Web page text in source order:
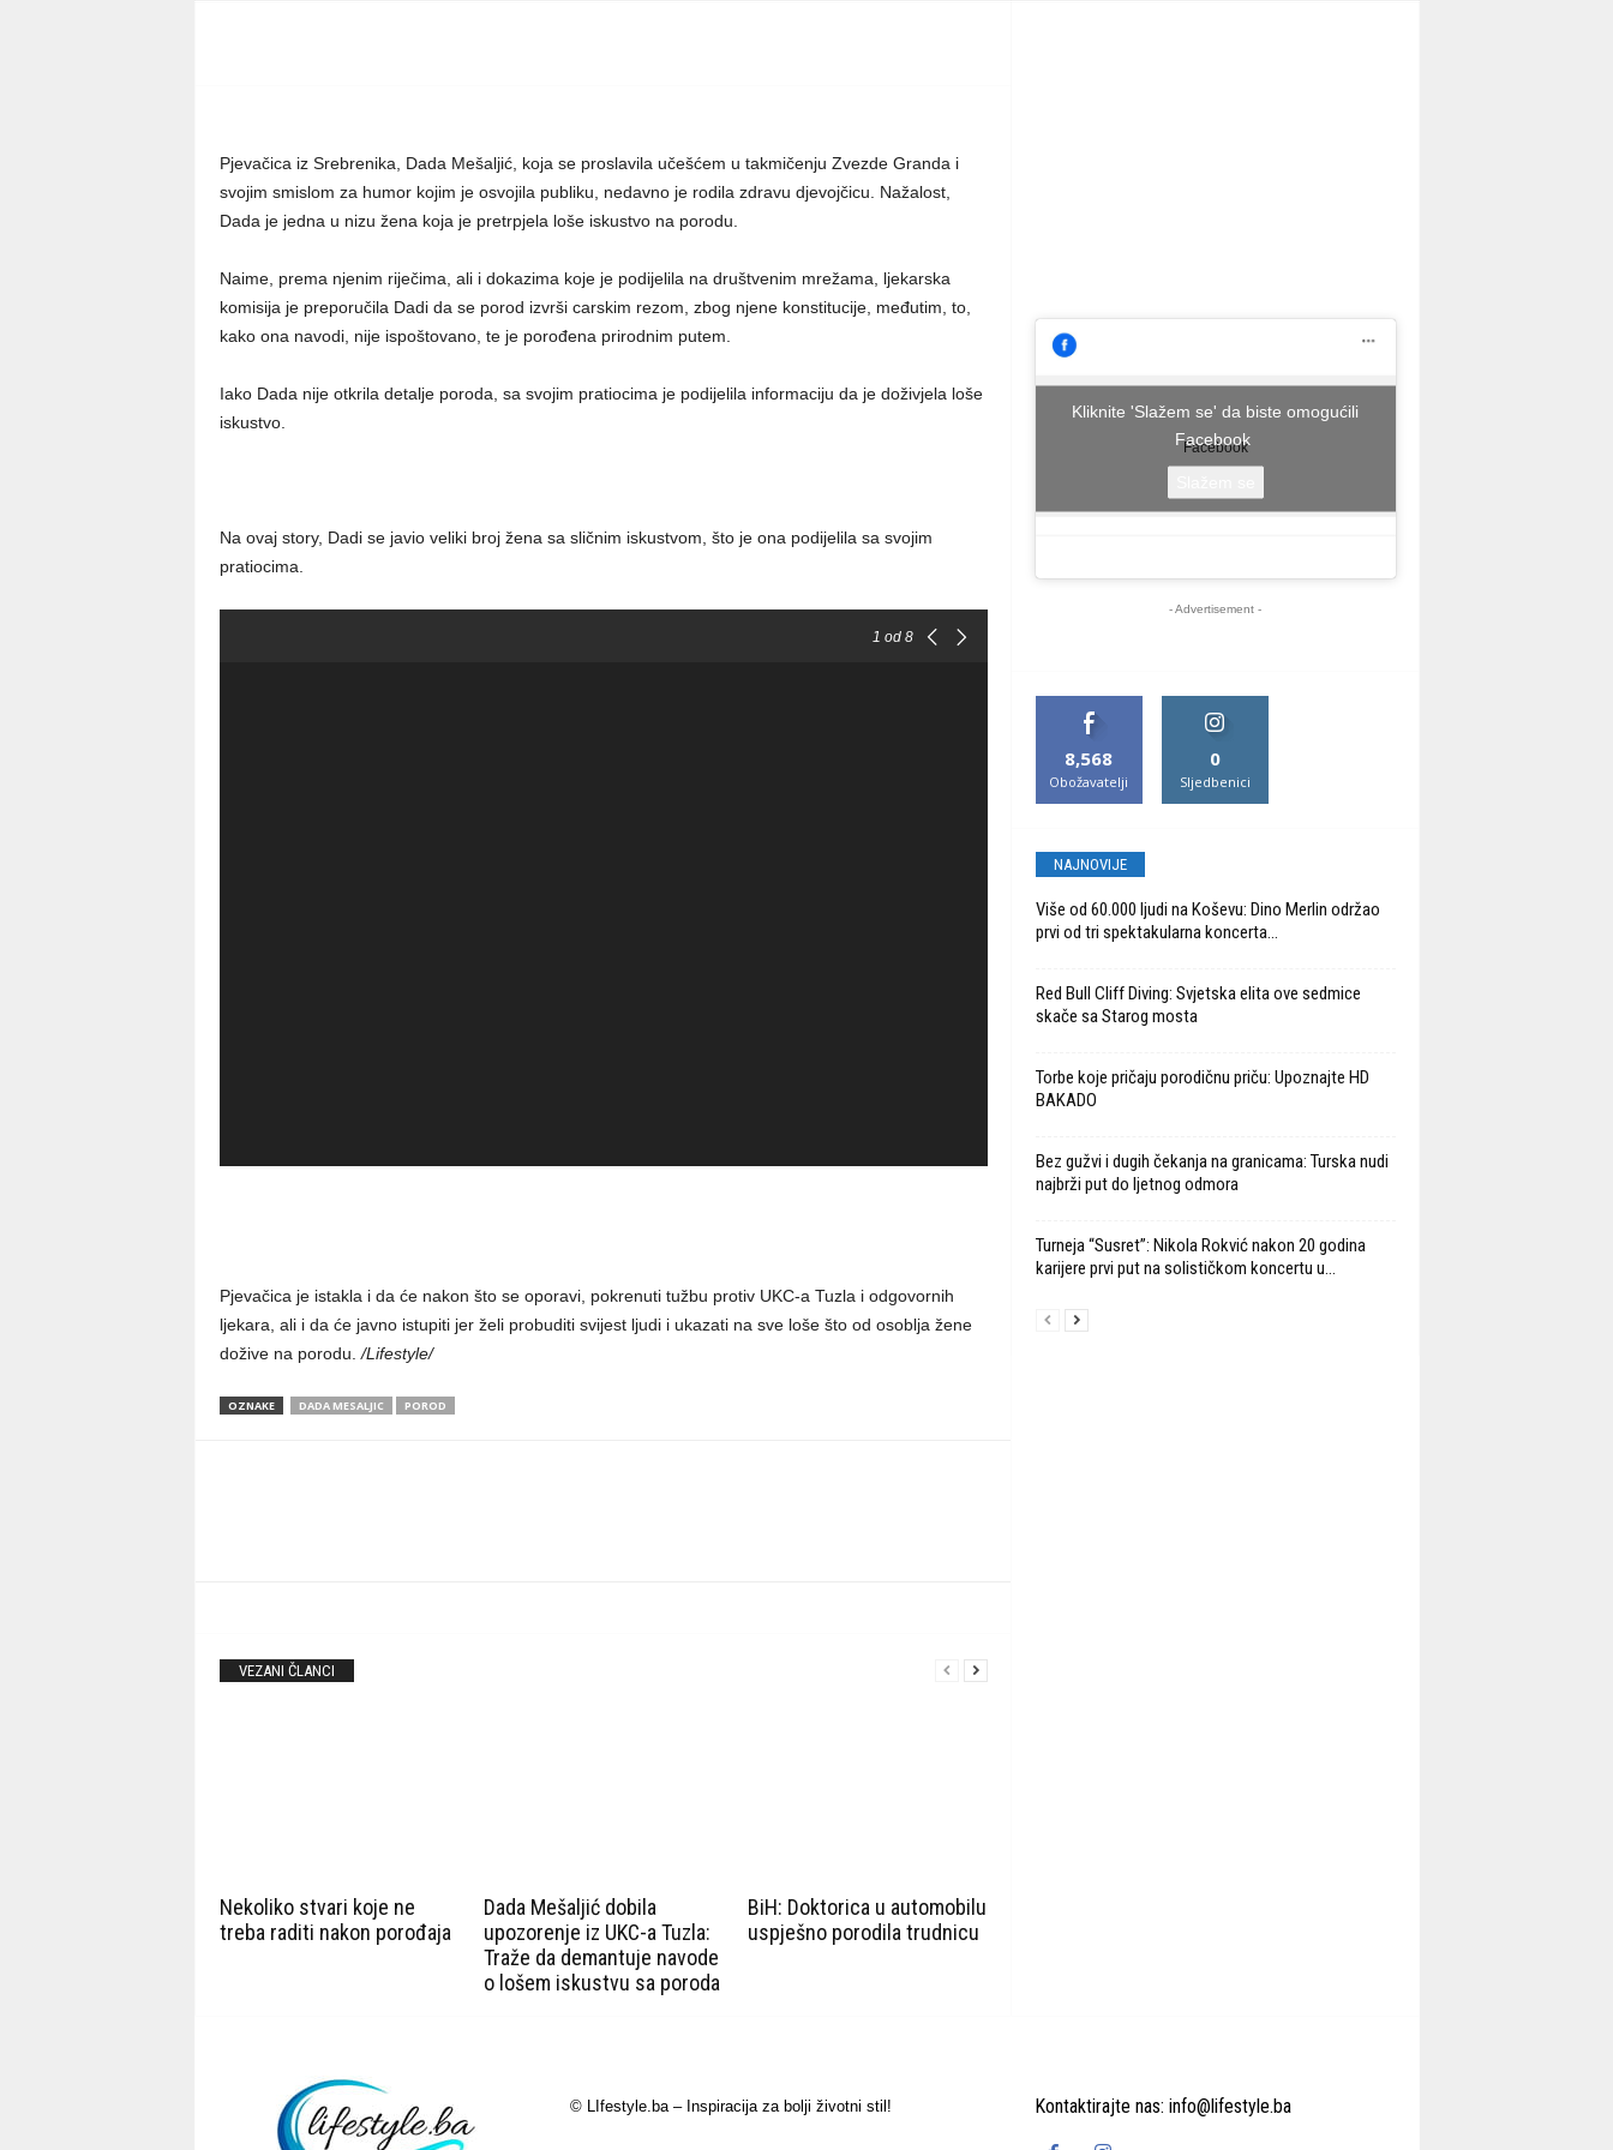
Pjevačica iz Srebrenika, Dada Mešaljić, koja se proslavila učešćem u takmičenju Zvezde Granda i
svojim smislom za humor kojim je osvojila publiku, nedavno je rodila zdravu djevojčicu. Nažalost,
Dada je jedna u nizu žena koja je pretrpjela loše iskustvo na porodu.
Naime, prema njenim riječima, ali i dokazima koje je podijelila na društvenim mrežama, ljekarska
komisija je preporučila Dadi da se porod izvrši carskim rezom, zbog njene konstitucije, međutim, to,
kako ona navodi, nije ispoštovano, te je porođena prirodnim putem.
Iako Dada nije otkrila detalje poroda, sa svojim pratiocima je podijelila informaciju da je doživjela loše
iskustvo.
Na ovaj story, Dadi se javio veliki broj žena sa sličnim iskustvom, što je ona podijelila sa svojim
pratiocima.
1 od 8
Pjevačica je istakla i da će nakon što se oporavi, pokrenuti tužbu protiv UKC-a Tuzla i odgovornih
ljekara, ali i da će javno istupiti jer želi probuditi svijest ljudi i ukazati na sve loše što od osoblja žene
dožive na porodu. /Lifestyle/
OZNAKE DADA MESALJIC POROD
VEZANI ČLANCI
Nekoliko stvari koje ne
treba raditi nakon porođaja
Dada Mešaljić dobila
upozorenje iz UKC-a Tuzla:
Traže da demantuje navode
o lošem iskustvu sa poroda
BiH: Doktorica u automobilu
uspješno porodila trudnicu
Facebook
Kliknite 'Slažem se' da biste omogućili
Facebook
- Advertisement -
8,568
Obožavatelji
0
Sljedbenici
NAJNOVIJE
Više od 60.000 ljudi na Koševu: Dino Merlin održao
prvi od tri spektakularna koncerta...
Red Bull Cliff Diving: Svjetska elita ove sedmice
skače sa Starog mosta
Torbe koje pričaju porodičnu priču: Upoznajte HD
BAKADO
Bez gužvi i dugih čekanja na granicama: Turska nudi
najbrži put do ljetnog odmora
Turneja “Susret”: Nikola Rokvić nakon 20 godina
karijere prvi put na solističkom koncertu u...
© LIfestyle.ba – Inspiracija za bolji životni stil! Kontaktirajte nas: info@lifestyle.ba